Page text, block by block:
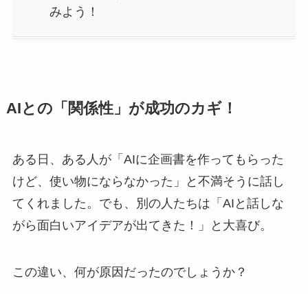
みよう！
AIとの「関係性」が成功のカギ！
ある日、ある人が「AIに企画書を作ってもらった
けど、使い物にならなかった」と不満そうに話し
てくれました。でも、別の人たちは「AIと話しな
がら面白いアイデアが出てきた！」と大喜び。
この違い、何が原因だったのでしょうか？